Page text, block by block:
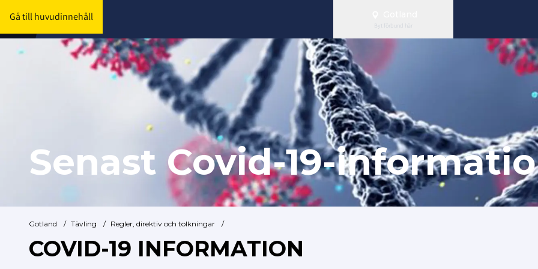
Gå till huvudinnehåll
Byt förbund här
Senast Covid-19-
Gotland / Tävling / Regler, direktiv och tolkningar /
COVID-19 INFORMATION